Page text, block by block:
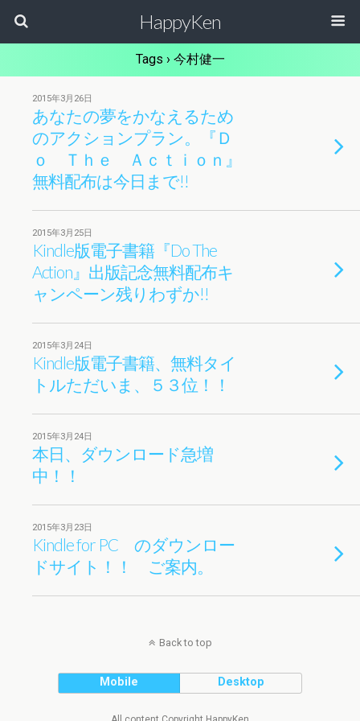
HappyKen
Tags › 今村健一
2015年3月26日
あなたの夢をかなえるため
のアクションプラン。『Ｄ
ｏ Ｔｈｅ Ａｃｔｉｏｎ』
無料配布は今日まで!!
2015年3月25日
Kindle版電子書籍『Do The
Action』出版記念無料配布キ
ャンペーン残りわずか!!
2015年3月24日
Kindle版電子書籍、無料タイ
トルただいま、５３位！！
2015年3月24日
本日、ダウンロード急増
中！！
2015年3月23日
Kindle for PC のダウンロー
ドサイト！！ ご案内。
Back to top
Mobile Desktop